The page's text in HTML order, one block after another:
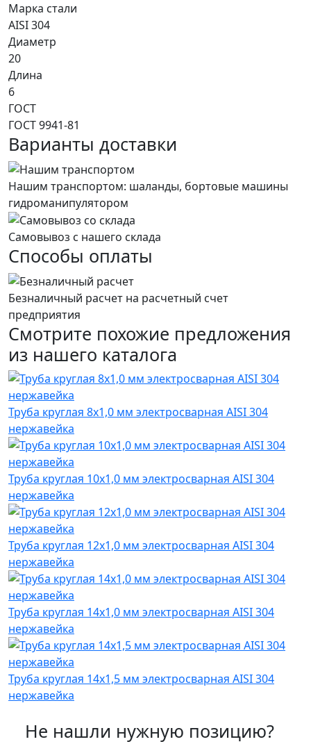
Марка стали
AISI 304
Диаметр
20
Длина
6
ГОСТ
ГОСТ 9941-81
Варианты доставки
Нашим транспортом: шаланды, бортовые машины
гидроманипулятором
Самовывоз с нашего склада
Способы оплаты
Безналичный расчет на расчетный счет
предприятия
Смотрите похожие предложения
из нашего каталога
Труба круглая 8х1,0 мм электросварная AISI 304
нержавейка
Труба круглая 10х1,0 мм электросварная AISI 304
нержавейка
Труба круглая 12х1,0 мм электросварная AISI 304
нержавейка
Труба круглая 14х1,0 мм электросварная AISI 304
нержавейка
Труба круглая 14х1,5 мм электросварная AISI 304
нержавейка
Не нашли нужную позицию?